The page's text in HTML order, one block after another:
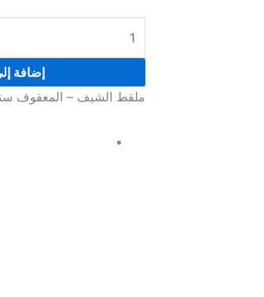
إضافة
ملقط الشيف – المعقوف